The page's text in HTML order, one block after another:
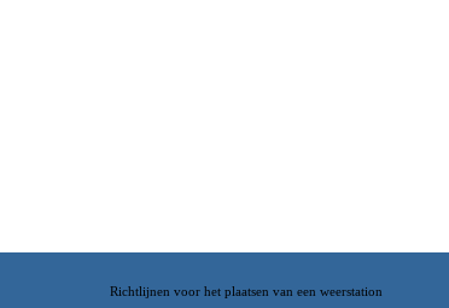
Richtlijnen voor het plaatsen van een weerstation